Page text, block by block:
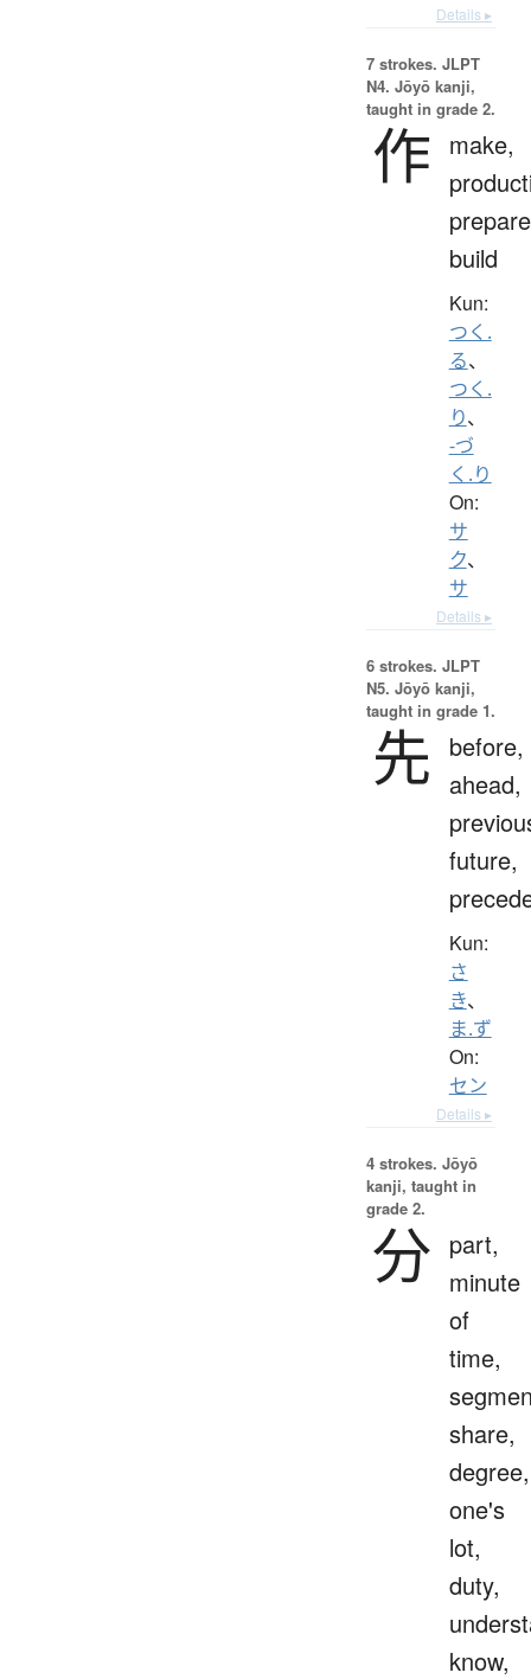
Details ▸
7 strokes. JLPT
N4. Jōyō kanji,
taught in grade 2.
作
make,
build
Kun:
つく.
る、
つく.
り、
-づ
く.り
On:
サ
ク、
サ
Details ▸
6 strokes. JLPT
N5. Jōyō kanji,
taught in grade 1.
先
before,
ahead,
future,
Kun:
さ
き、
ま.ず
On:
セン
Details ▸
4 strokes. Jōyō
kanji, taught in
grade 2.
分 part,
minute
of
time,
share,
degree,
one's
lot,
duty,
know,